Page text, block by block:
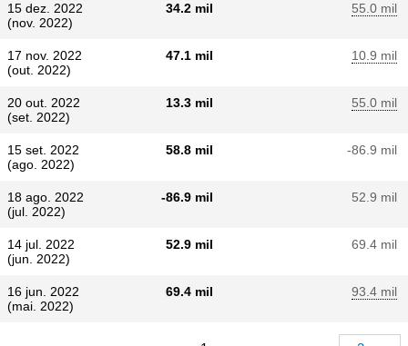
15 dez. 2022
(nov. 2022)
34.2 mil 55.0 mil
17 nov. 2022
(out. 2022)
47.1 mil 10.9 mil
20 out. 2022
(set. 2022)
13.3 mil 55.0 mil
15 set. 2022
(ago. 2022)
58.8 mil -86.9 mil
18 ago. 2022
(jul. 2022)
-86.9 mil 52.9 mil
14 jul. 2022
(jun. 2022)
52.9 mil 69.4 mil
16 jun. 2022
(mai. 2022)
69.4 mil 93.4 mil